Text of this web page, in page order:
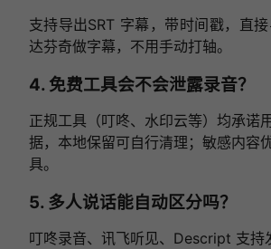
支持导出SRT 字幕，带时间戳，直接
达芬奇做字幕，不用手动打轴。
4. 免费工具会不会泄露录音？
正规工具（叮咚、水印云等）均承诺
据，本地保留可自行清理；敏感内容
具。
5. 多人说话能自动区分吗？
叮咚录音、讯飞听见、Descript 支持